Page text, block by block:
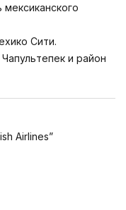
Сити.
и район
Airlines”